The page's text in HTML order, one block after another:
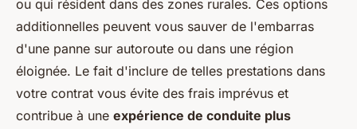
ou qui résident dans des zones rurales. Ces options
additionnelles peuvent vous sauver de l'embarras
d'une panne sur autoroute ou dans une région
éloignée. Le fait d'inclure de telles prestations dans
votre contrat vous évite des frais imprévus et
contribue à une expérience de conduite plus